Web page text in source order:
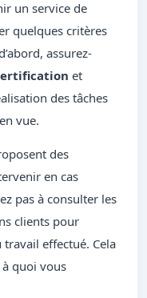
un service de
quelques critères
assurez-
et
des tâches
vue.
des
en cas
pas à consulter les
clients pour
effectué. Cela
quoi vous